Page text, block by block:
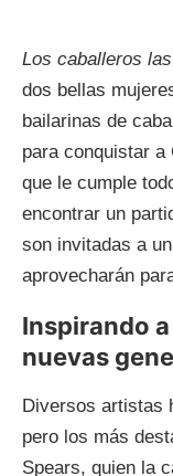
Los caballeros
dos bellas
bailarinas de
para conquistar a
que le cumple
encontrar un
son invitadas a
aprovecharán
Inspirando
nuevas
Diversos artistas
pero los más
Spears, quien la